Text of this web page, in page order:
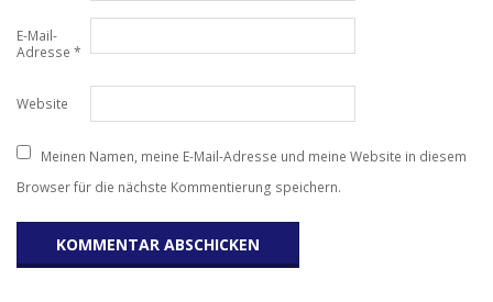
E-Mail-
Adresse *
Website
Meinen Namen, meine E-Mail-Adresse und meine Website in diesem
Browser für die nächste Kommentierung speichern.